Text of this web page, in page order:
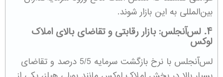
بین‌المللی به این بازار شوند.
۴. لس‌آنجلس: بازار رقابتی و تقاضای بالای املاک
لوکس
لس‌آنجلس با نرخ بازگشت سرمایه 5/5 درصد و تقاضای